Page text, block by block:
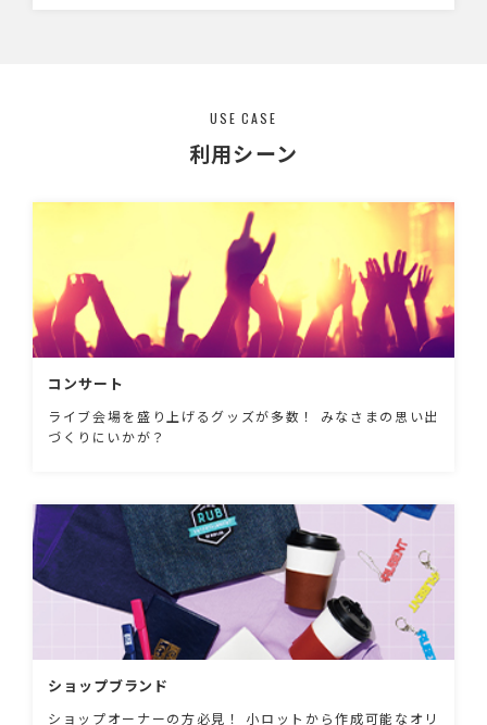
USE CASE
利用シーン
コンサート
ライブ会場を盛り上げるグッズが多数！ みなさまの思い出
づくりにいかが？
ショップブランド
ショップオーナーの方必見！ 小ロットから作成可能なオリ